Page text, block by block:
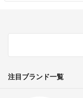
注目ブランド一覧